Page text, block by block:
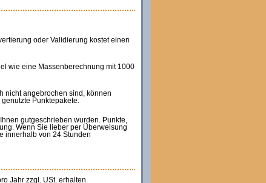
oder Validierung kostet einen
wie eine Massenberechnung mit 1000
nicht angebrochen sind, können
Punktepakete.
gutgeschrieben wurden. Punkte,
Wenn Sie lieber per Überweisung
innerhalb von 24 Stunden
Jahr zzgl. USt. erhalten.